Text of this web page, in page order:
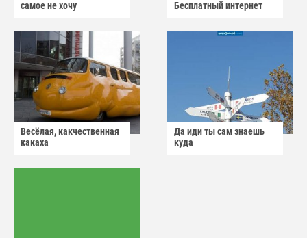
самое не хочу
Бесплатный интернет
Весёлая, какчественная
какаха
Да иди ты сам знаешь
куда